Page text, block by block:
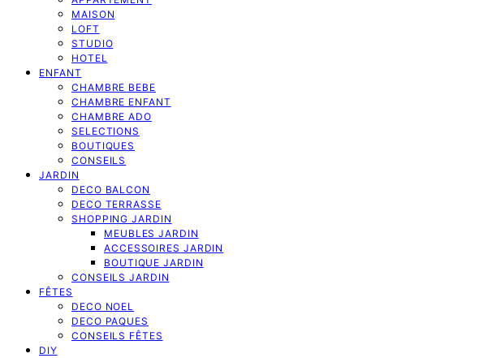
MAISON
LOFT
STUDIO
HOTEL
ENFANT
CHAMBRE BEBE
CHAMBRE ENFANT
CHAMBRE ADO
SELECTIONS
BOUTIQUES
CONSEILS
JARDIN
DECO BALCON
DECO TERRASSE
SHOPPING JARDIN
MEUBLES JARDIN
ACCESSOIRES JARDIN
BOUTIQUE JARDIN
CONSEILS JARDIN
FÊTES
DECO NOEL
DECO PAQUES
CONSEILS FÊTES
DIY